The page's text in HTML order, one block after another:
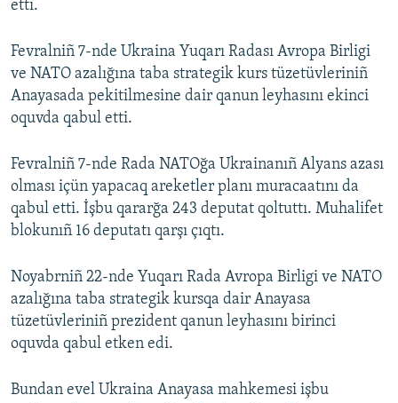
etti.
Fevralniñ 7-nde Ukraina Yuqarı Radası Avropa Birligi
ve NATO azalığına taba strategik kurs tüzetüvleriniñ
Anayasada pekitilmesine dair qanun leyhasını ekinci
oquvda qabul etti.
Fevralniñ 7-nde Rada NATOğa Ukrainanıñ Alyans azası
olması içün yapacaq areketler planı muracaatını da
qabul etti. İşbu qararğa 243 deputat qoltuttı. Muhalifet
blokunıñ 16 deputatı qarşı çıqtı.
Noyabrniñ 22-nde Yuqarı Rada Avropa Birligi ve NATO
azalığına taba strategik kursqa dair Anayasa
tüzetüvleriniñ prezident qanun leyhasını birinci
oquvda qabul etken edi.
Bundan evel Ukraina Anayasa mahkemesi işbu